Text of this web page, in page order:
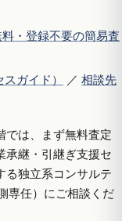
・登録不要の簡易査
ガイド）
／ 相談先
では、まず無料査定
承継・引継ぎ支援セ
る独立系コンサルテ
専任）にご相談くだ